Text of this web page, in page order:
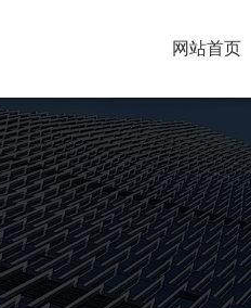
网站首页